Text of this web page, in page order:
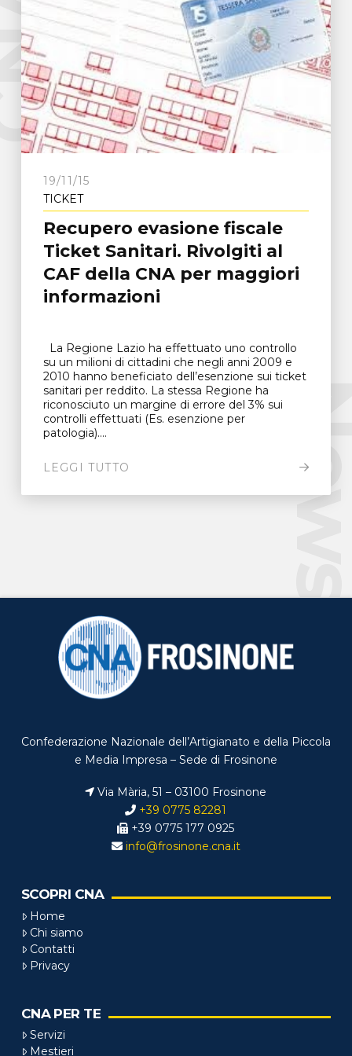
19/11/15
TICKET
Recupero evasione fiscale
Ticket Sanitari. Rivolgiti al
CAF della CNA per maggiori
informazioni
La Regione Lazio ha effettuato uno controllo
su un milioni di cittadini che negli anni 2009 e
2010 hanno beneficiato dell’esenzione sui ticket
sanitari per reddito. La stessa Regione ha
riconosciuto un margine di errore del 3% sui
controlli effettuati (Es. esenzione per
patologia)....
LEGGI TUTTO
Confederazione Nazionale dell’Artigianato e della Piccola
e Media Impresa – Sede di Frosinone
Via Mària, 51 – 03100 Frosinone
+39 0775 82281
+39 0775 177 0925
info@frosinone.cna.it
SCOPRI CNA
Home
Chi siamo
Contatti
Privacy
CNA PER TE
Servizi
Mestieri